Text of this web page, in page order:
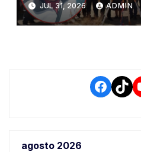
demora que
conductores
JUL 31, 2026 ADMIN
agosto 2026